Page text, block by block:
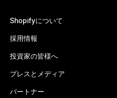
Shopifyについて
採用情報
投資家の皆様へ
プレスとメディア
パートナー